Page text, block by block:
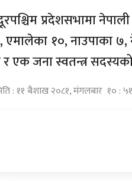
प्रदेशसभामा
१०, नाउपाका
एक जना स्वतन्त्र सदस्यको
: ११ बैशाख २०८१, मंगलबार १० :